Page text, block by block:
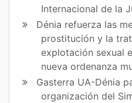
Internacional de la
Dénia refuerza las
prostitución y la
explotación sexual
nueva ordenanza
Gasterra UA-Dénia
organización del